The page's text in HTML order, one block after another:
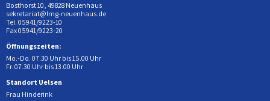
Bosthorst 10, 49828 Neuenhaus
sekretariat@lmg-neuenhaus.de
Tel. 05941/9223-10
Fax 05941/9223-20
Öffnungszeiten:
Mo.-Do. 07.30 Uhr bis 15.00 Uhr
Fr. 07.30 Uhr bis 13.00 Uhr
Standort Uelsen
Frau Hinderink